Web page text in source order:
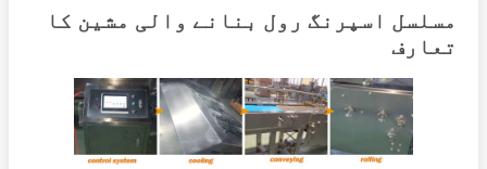
مسلسل اسپرنگ رول بنانے والی مشین کا
تعارف